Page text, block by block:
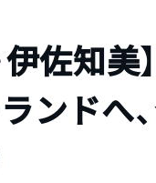
伊佐知
ンドへ